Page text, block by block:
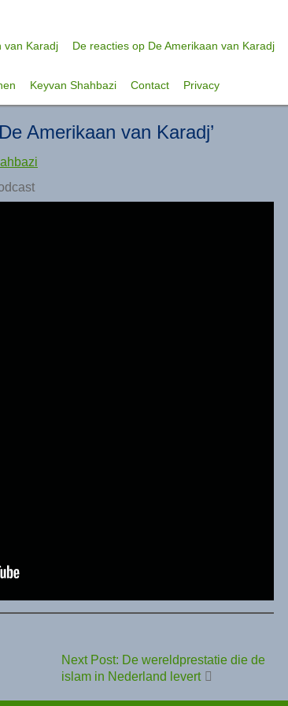
van Karadj De reacties op De Amerikaan van Karadj
Keyvan Shahbazi Contact Privacy
Amerikaan van Karadj’
Next Post: De wereldprestatie die de
islam in Nederland levert